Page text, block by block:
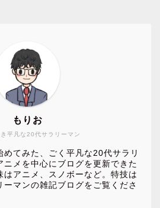
平凡な20代サラリーマン
もりお
めてみた、ごく平凡な20代サラリ
ニメを中心にブログを更新できた
はアニメ、スノボーなど。特技は
マンの雑記ブログをご覧くださ